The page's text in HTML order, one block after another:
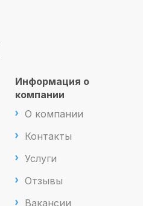
Информация о
компании
О компании
Контакты
Услуги
Отзывы
Вакансии